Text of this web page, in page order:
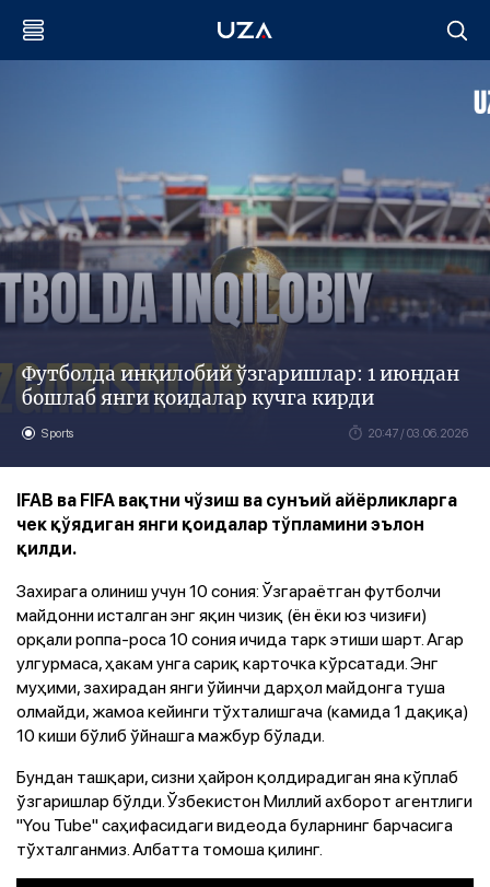
Футболда инқилобий ўзгаришлар: 1 июндан
бошлаб янги қоидалар кучга кирди
Sports 20:47 / 03.06.2026
IFAB ва FIFA вақтни чўзиш ва сунъий айёрликларга
чек қўядиган янги қоидалар тўпламини эълон
қилди.
Захирага олиниш учун 10 сония: Ўзгараётган футболчи
майдонни исталган энг яқин чизиқ (ён ёки юз чизиғи)
орқали роппа-роса 10 сония ичида тарк этиши шарт. Агар
улгурмаса, ҳакам унга сариқ карточка кўрсатади. Энг
муҳими, захирадан янги ўйинчи дарҳол майдонга туша
олмайди, жамоа кейинги тўхталишгача (камида 1 дақиқа)
10 киши бўлиб ўйнашга мажбур бўлади.
Бундан ташқари, сизни ҳайрон қолдирадиган яна кўплаб
ўзгаришлар бўлди. Ўзбекистон Миллий ахборот агентлиги
"You Tube" саҳифасидаги видеода буларнинг барчасига
тўхталганмиз. Албатта томоша қилинг.